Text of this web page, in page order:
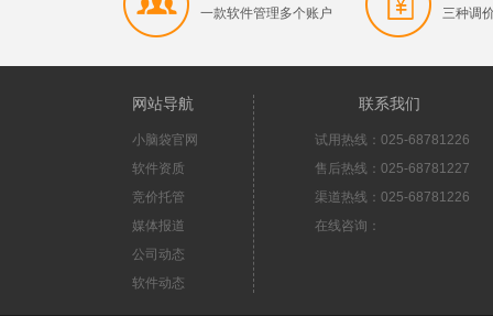
一款软件管理多个账户 三种调
网站导航
小脑袋官网
软件资质
竞价托管
媒体报道
公司动态
软件动态
联系我们
试用热线：025-68781226
售后热线：025-68781227
渠道热线：025-68781226
在线咨询：